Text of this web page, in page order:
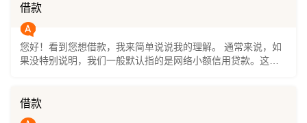
能力人，他们自己签的贷款合同，如果没有监护人的同意，是
无效的。 简单来说，正规的贷款平台和银行，在审核时都会严
格核实年龄，未满18周岁基本是无法通过申请的。如果确实有
资金需求，最稳妥的办法是让父母或其他完全民事行为能力的
监护人，以他们自己的名义去申请。 如果你已经成年，有稳定
品可供选择。
借款
您好！看到您想借款，我来简单说说我的理解。 通常来说，如
果没特别说明，我们一般默认指的是网络小额信用贷款。这类
申请渠道，我建议您可以关注“希财网”的公众号，在菜单栏里能
找到贷款申请的入口。我们这里汇集了一些正规持牌的平台，
借款